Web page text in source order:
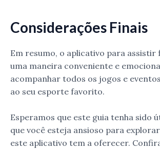
Considerações Finais
Em resumo, o aplicativo para assistir
uma maneira conveniente e
acompanhar todos os jogos e
ao seu esporte favorito.
Esperamos que este guia tenha sido
que você esteja ansioso para
este aplicativo tem a oferecer.